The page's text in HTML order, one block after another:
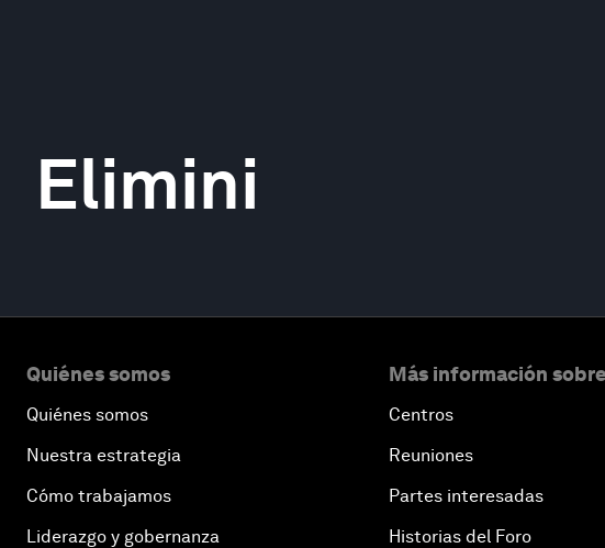
Elimini
Quiénes somos
Quiénes somos
Nuestra estrategia
Cómo trabajamos
Liderazgo y gobernanza
Más información
Centros
Reuniones
Partes interesadas
Historias del Foro